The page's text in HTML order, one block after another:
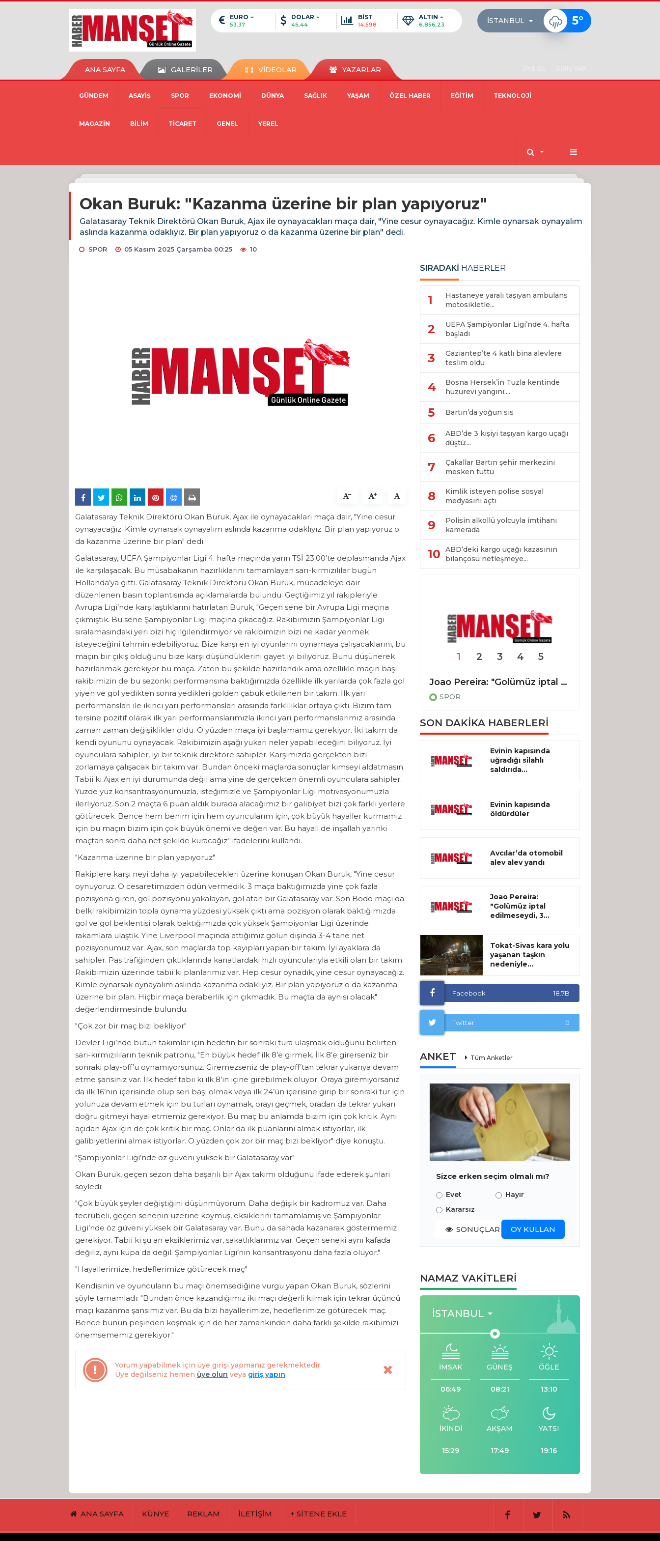
EURO
53,37
DOLAR
45,44
BİST
14.598
ALTIN
6.856,23 İSTANBUL 5°
ANA SAYFA GALERİLER VİDEOLAR YAZARLAR
GÜNDEM ASAYİŞ SPOR EKONOMİ DÜNYA SAĞLIK YAŞAM ÖZEL HABER EĞİTİM TEKNOLOJİ
MAGAZİN BİLİM TİCARET GENEL YEREL
Okan Buruk: "Kazanma üzerine bir plan yapıyoruz"
Galatasaray Teknik Direktörü Okan Buruk, Ajax ile oynayacakları maça dair, "Yine cesur oynayacağız. Kimle oynarsak oynayalım
aslında kazanma odaklıyız. Bir plan yapıyoruz o da kazanma üzerine bir plan" dedi.
SPOR 05 Kasım 2025 Çarşamba 00:25 10
Galatasaray Teknik Direktörü Okan Buruk, Ajax ile oynayacakları maça dair, "Yine cesur
oynayacağız. Kimle oynarsak oynayalım aslında kazanma odaklıyız. Bir plan yapıyoruz o
da kazanma üzerine bir plan" dedi.
Galatasaray, UEFA Şampiyonlar Ligi 4. hafta maçında yarın TSİ 23.00’te deplasmanda Ajax
ile karşılaşacak. Bu müsabakanın hazırlıklarını tamamlayan sarı-kırmızılılar bugün
Hollanda’ya gitti. Galatasaray Teknik Direktörü Okan Buruk, mücadeleye dair
düzenlenen basın toplantısında açıklamalarda bulundu. Geçtiğimiz yıl rakipleriyle
Avrupa Ligi’nde karşılaştıklarını hatırlatan Buruk, "Geçen sene bir Avrupa Ligi maçına
çıkmıştık. Bu sene Şampiyonlar Ligi maçına çıkacağız. Rakibimizin Şampiyonlar Ligi
sıralamasındaki yeri bizi hiç ilgilendirmiyor ve rakibimizin bizi ne kadar yenmek
isteyeceğini tahmin edebiliyoruz. Bize karşı en iyi oyunlarını oynamaya çalışacaklarını, bu
maçın bir çıkış olduğunu bize karşı düşündüklerini gayet iyi biliyoruz. Bunu düşünerek
hazırlanmak gerekiyor bu maça. Zaten bu şekilde hazırlandık ama özellikle maçın başı
rakibimizin de bu sezonki performansına baktığımızda özellikle ilk yarılarda çok fazla gol
yiyen ve gol yedikten sonra yedikleri golden çabuk etkilenen bir takım. İlk yarı
performansları ile ikinci yarı performansları arasında farklılıklar ortaya çıktı. Bizim tam
tersine pozitif olarak ilk yarı performanslarımızla ikinci yarı performanslarımız arasında
zaman zaman değişiklikler oldu. O yüzden maça iyi başlamamız gerekiyor. İki takım da
kendi oyununu oynayacak. Rakibimizin aşağı yukarı neler yapabileceğini biliyoruz. İyi
oyunculara sahipler, iyi bir teknik direktöre sahipler. Karşımızda gerçekten bizi
zorlamaya çalışacak bir takım var. Bundan önceki maçlarda sonuçlar kimseyi aldatmasın.
Tabii ki Ajax en iyi durumunda değil ama yine de gerçekten önemli oyunculara sahipler.
Yüzde yüz konsantrasyonumuzla, isteğimizle ve Şampiyonlar Ligi motivasyonumuzla
ilerliyoruz. Son 2 maçta 6 puan aldık burada alacağımız bir galibiyet bizi çok farklı yerlere
götürecek. Bence hem benim için hem oyuncularım için, çok büyük hayaller kurmamız
için bu maçın bizim için çok büyük önemi ve değeri var. Bu hayali de inşallah yarınki
maçtan sonra daha net şekilde kuracağız" ifadelerini kullandı.
"Kazanma üzerine bir plan yapıyoruz"
Rakiplere karşı neyi daha iyi yapabilecekleri üzerine konuşan Okan Buruk, "Yine cesur
oynuyoruz. O cesaretimizden ödün vermedik. 3 maça baktığımızda yine çok fazla
pozisyona giren, gol pozisyonu yakalayan, gol atan bir Galatasaray var. Son Bodo maçı da
belki rakibimizin topla oynama yüzdesi yüksek çıktı ama pozisyon olarak baktığımızda
gol ve gol beklentisi olarak baktığımızda çok yüksek Şampiyonlar Ligi üzerinde
rakamlara ulaştık. Yine Liverpool maçında attığımız golün dışında 3-4 tane net
pozisyonumuz var. Ajax, son maçlarda top kayıpları yapan bir takım. İyi ayaklara da
sahipler. Pas trafiğinden çıktıklarında kanatlardaki hızlı oyuncularıyla etkili olan bir takım.
Rakibimizin üzerinde tabii ki planlarımız var. Hep cesur oynadık, yine cesur oynayacağız.
Kimle oynarsak oynayalım aslında kazanma odaklıyız. Bir plan yapıyoruz o da kazanma
üzerine bir plan. Hiçbir maça beraberlik için çıkmadık. Bu maçta da aynısı olacak"
değerlendirmesinde bulundu.
"Çok zor bir maç bizi bekliyor"
Devler Ligi’nde bütün takımlar için hedefin bir sonraki tura ulaşmak olduğunu belirten
sarı-kırmızılıların teknik patronu, "En büyük hedef ilk 8’e girmek. İlk 8’e girerseniz bir
sonraki play-off’u oynamıyorsunuz. Giremezseniz de play-off’tan tekrar yukarıya devam
etme şansınız var. İlk hedef tabii ki ilk 8’in içine girebilmek oluyor. Oraya giremiyorsanız
da ilk 16’nin içerisinde olup seri başı olmak veya ilk 24’ün içerisine girip bir sonraki tur için
yolunuza devam etmek için bu turları oynamak, orayı geçmek, oradan da tekrar yukarı
doğru gitmeyi hayal etmemiz gerekiyor. Bu maç bu anlamda bizim için çok kritik. Aynı
açıdan Ajax için de çok kritik bir maç. Onlar da ilk puanlarını almak istiyorlar, ilk
galibiyetlerini almak istiyorlar. O yüzden çok zor bir maç bizi bekliyor" diye konuştu.
"Şampiyonlar Ligi’nde öz güveni yüksek bir Galatasaray var"
Okan Buruk, geçen sezon daha başarılı bir Ajax takımı olduğunu ifade ederek şunları
söyledi:
"Çok büyük şeyler değiştiğini düşünmüyorum. Daha değişik bir kadromuz var. Daha
tecrübeli, geçen senenin üzerine koymuş, eksiklerini tamamlamış ve Şampiyonlar
Ligi’nde öz güveni yüksek bir Galatasaray var. Bunu da sahada kazanarak göstermemiz
gerekiyor. Tabii ki şu an eksiklerimiz var, sakatlıklarımız var. Geçen seneki aynı kafada
değiliz, aynı kupa da değil. Şampiyonlar Ligi’nin konsantrasyonu daha fazla oluyor."
"Hayallerimize, hedeflerimize götürecek maç"
Kendisinin ve oyuncuların bu maçı önemsediğine vurgu yapan Okan Buruk, sözlerini
şöyle tamamladı: "Bundan önce kazandığımız iki maçı değerli kılmak için tekrar üçüncü
maçı kazanma şansımız var. Bu da bizi hayallerimize, hedeflerimize götürecek maç.
Bence bunun peşinden koşmak için de her zamankinden daha farklı şekilde rakibimizi
önemsememiz gerekiyor."
Yorum yapabilmek için üye girişi yapmanız gerekmektedir.
Üye değilseniz hemen üye olun veya giriş yapın.
SIRADAKİ HABERLER
1
Hastaneye yaralı taşıyan ambulans
motosikletle...
2
UEFA Şampiyonlar Ligi’nde 4. hafta
başladı
3
Gaziantep’te 4 katlı bina alevlere
teslim oldu
4
Bosna Hersek’in Tuzla kentinde
huzurevi yangını:...
5 Bartın’da yoğun sis
6
ABD’de 3 kişiyi taşıyan kargo uçağı
düştü:...
7
Çakallar Bartın şehir merkezini
mesken tuttu
8
Kimlik isteyen polise sosyal
medyasını açtı
9
Polisin alkollü yolcuyla imtihanı
kamerada
10
ABD’deki kargo uçağı kazasının
bilançosu netleşmeye...
Erling Moe: "Son 2 maç gerçek bir dram olacak"
SPOR
Joao Pereira: "Golümüz iptal edilmeseydi, 3 puanı alan taraf biz olacaktık"
SPOR
1 2 3 4 5
SON DAKİKA HABERLERİ
Evinin kapısında
uğradığı silahlı
saldırıda...
Evinin kapısında
öldürdüler
Avcılar’da otomobil
alev alev yandı
Joao Pereira:
"Golümüz iptal
edilmeseydi, 3...
Tokat-Sivas kara yolu
yaşanan taşkın
nedeniyle...
Facebook 18.7B
Twitter 0
ANKET Tüm Anketler
Sizce erken seçim olmalı mı?
Evet
Hayır
Kararsız
SONUÇLAR OY KULLAN
NAMAZ VAKİTLERİ
İSTANBUL
İMSAK
06:49
GÜNEŞ
08:21
ÖĞLE
13:10
İKİNDİ
15:29
AKŞAM
17:49
YATSI
19:16
ANA SAYFA KÜNYE REKLAM İLETİŞİM + SİTENE EKLE